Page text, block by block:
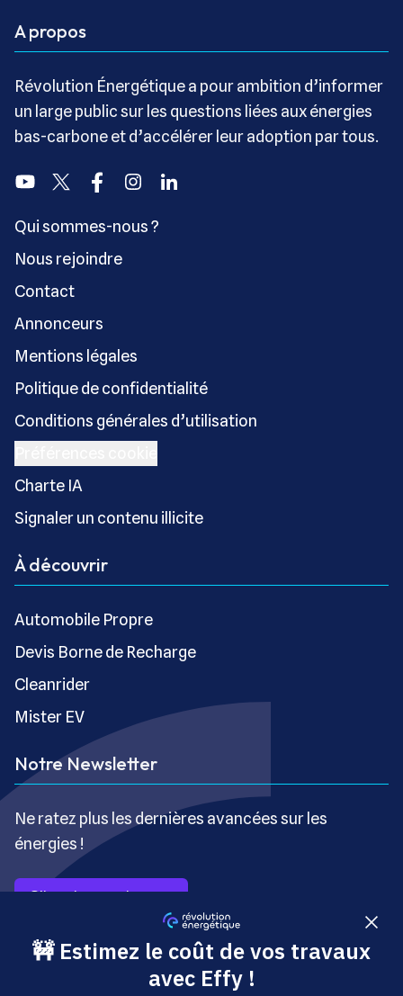
A propos
Révolution Énergétique a pour ambition d’informer
un large public sur les questions liées aux énergies
bas-carbone et d’accélérer leur adoption par tous.
YoutubeTwitter FacebookInstagramLinkedin
Qui sommes-nous ?
Nous rejoindre
Contact
Annonceurs
Mentions légales
Politique de confidentialité
Conditions générales d’utilisation
Charte IA
Signaler un contenu illicite
À découvrir
Automobile Propre
Devis Borne de Recharge
Cleanrider
Mister EV
Notre Newsletter
Ne ratez plus les dernières avancées sur les
énergies !
S’inscrire gratuitement
Copyright © Révolution Énergétique - Tous droits réservés
- Site édité par Saabre SAS, une société du groupe